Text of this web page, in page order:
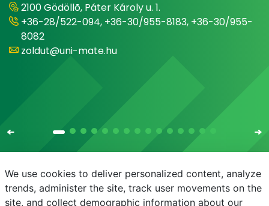
2100 Gödöllõ, Páter Károly u. 1.
+36-28/522-094, +36-30/955-8183, +36-30/955-
8082
zoldut@uni-mate.hu
We use cookies to deliver personalized content, analyze
trends, administer the site, track user movements on the
site, and collect demographic information about our